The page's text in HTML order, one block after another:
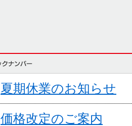
夏期休業のお知らせ
価格改定のご案内